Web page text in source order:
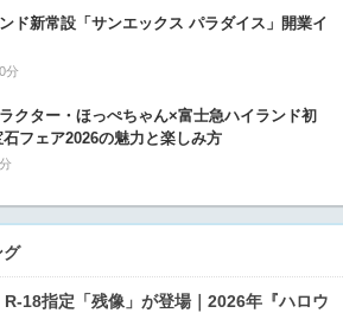
ド新常設「サンエックス パラダイス」開業イ
分
クター・ほっぺちゃん×富士急ハイランド初
フェア2026の魅力と楽しみ方
グ
18指定「残像」が登場｜2026年『ハロウ